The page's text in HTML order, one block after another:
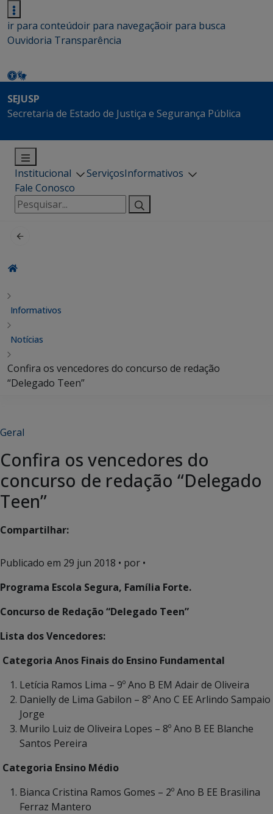
ir para conteúdoir para navegaçãoir para busca
Ouvidoria Transparência
SEJUSP
Secretaria de Estado de Justiça e Segurança Pública
Institucional ServiçosInformativos
Fale Conosco
Pesquisar
por:
Informativos
Notícias
Confira os vencedores do concurso de redação
“Delegado Teen”
Geral
Confira os vencedores do
concurso de redação “Delegado
Teen”
Compartilhar:
Publicado em 29 jun 2018 • por •
Programa Escola Segura, Família Forte.
Concurso de Redação “Delegado Teen”
Lista dos Vencedores:
Categoria Anos Finais do Ensino Fundamental
Letícia Ramos Lima – 9º Ano B EM Adair de Oliveira
Danielly de Lima Gabilon – 8º Ano C EE Arlindo Sampaio
Jorge
Murilo Luiz de Oliveira Lopes – 8º Ano B EE Blanche
Santos Pereira
Categoria Ensino Médio
Bianca Cristina Ramos Gomes – 2º Ano B EE Brasilina
Ferraz Mantero